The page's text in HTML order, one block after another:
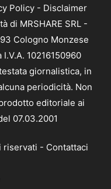
Policy - Disclaimer
di MRSHARE SRL -
Cologno Monzese
10216150960
giornalistica, in
periodicità. Non
editoriale ai
07.03.2001
riservati - Contattaci